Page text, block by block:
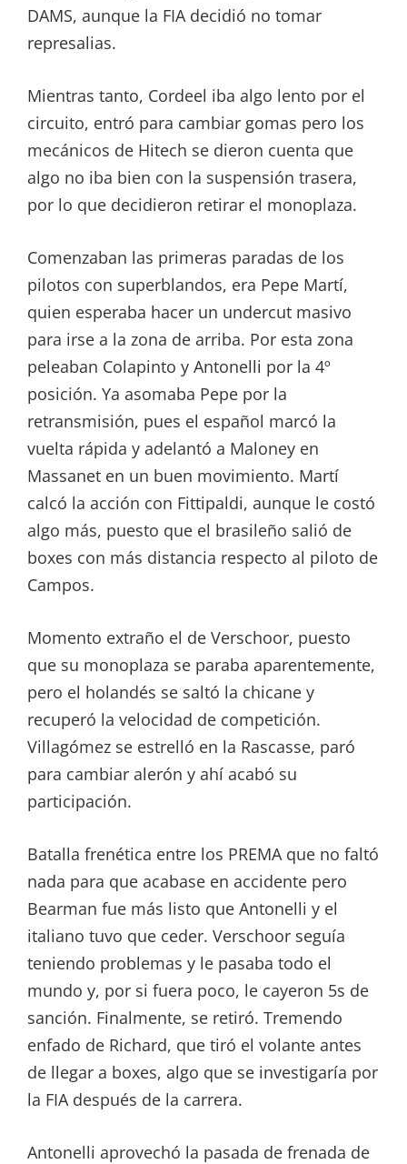
DAMS, aunque la FIA decidió no tomar
represalias.
Mientras tanto, Cordeel iba algo lento por el
circuito, entró para cambiar gomas pero los
mecánicos de Hitech se dieron cuenta que
algo no iba bien con la suspensión trasera,
por lo que decidieron retirar el monoplaza.
Comenzaban las primeras paradas de los
pilotos con superblandos, era Pepe Martí,
quien esperaba hacer un undercut masivo
para irse a la zona de arriba. Por esta zona
peleaban Colapinto y Antonelli por la 4º
posición. Ya asomaba Pepe por la
retransmisión, pues el español marcó la
vuelta rápida y adelantó a Maloney en
Massanet en un buen movimiento. Martí
calcó la acción con Fittipaldi, aunque le costó
algo más, puesto que el brasileño salió de
boxes con más distancia respecto al piloto de
Campos.
Momento extraño el de Verschoor, puesto
que su monoplaza se paraba aparentemente,
pero el holandés se saltó la chicane y
recuperó la velocidad de competición.
Villagómez se estrelló en la Rascasse, paró
para cambiar alerón y ahí acabó su
participación.
Batalla frenética entre los PREMA que no faltó
nada para que acabase en accidente pero
Bearman fue más listo que Antonelli y el
italiano tuvo que ceder. Verschoor seguía
teniendo problemas y le pasaba todo el
mundo y, por si fuera poco, le cayeron 5s de
sanción. Finalmente, se retiró. Tremendo
enfado de Richard, que tiró el volante antes
de llegar a boxes, algo que se investigaría por
la FIA después de la carrera.
Antonelli aprovechó la pasada de frenada de